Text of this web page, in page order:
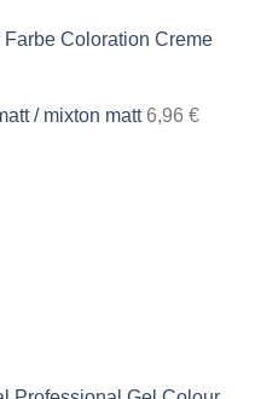
Coloration Creme
/ mixton matt 6,96 €